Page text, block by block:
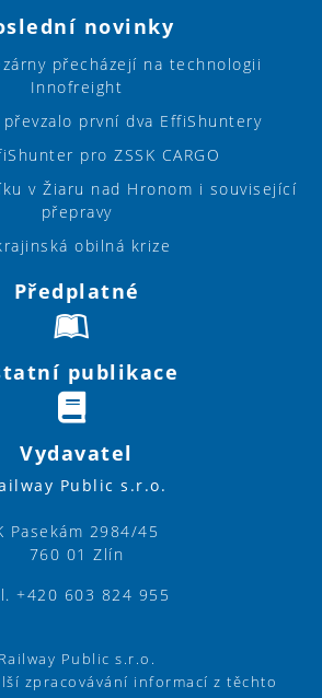
novinky
přecházejí na technologii
Innofreight
převzalo první dva EffiShuntery
pro ZSSK CARGO
v Žiaru nad Hronom i související
přepravy
obilná krize
Předplatné
publikace
Vydavatel
Public s.r.o.
Pasekám 2984/45
760 01 Zlín
+420 603 824 955
Railway Public s.r.o.
zpracovávání informací z těchto